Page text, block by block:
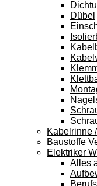
Dübel
Kabelrinne
Baustoffe
Elektriker
Alles